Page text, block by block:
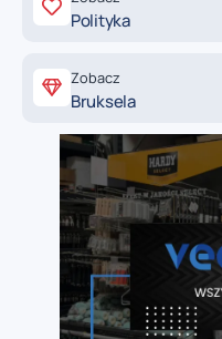
Polityka
Zobacz
Bruksela